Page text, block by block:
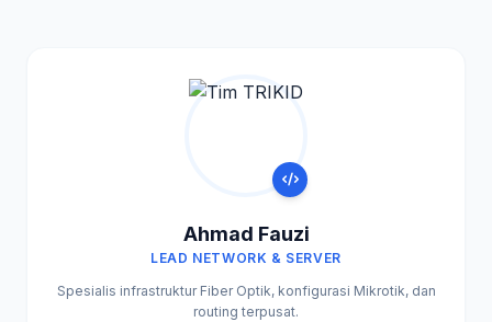
Ahmad Fauzi
LEAD NETWORK & SERVER
Spesialis infrastruktur Fiber Optik, konfigurasi Mikrotik, dan
routing terpusat.